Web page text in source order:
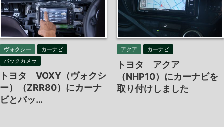
ヴォクシー
カーナビ
バックカメラ
トヨタ VOXY（ヴォクシ
ー）（ZRR80）にカーナ
ビとバッ…
アクア カーナビ
トヨタ アクア
（NHP10）にカーナビを
取り付けしました